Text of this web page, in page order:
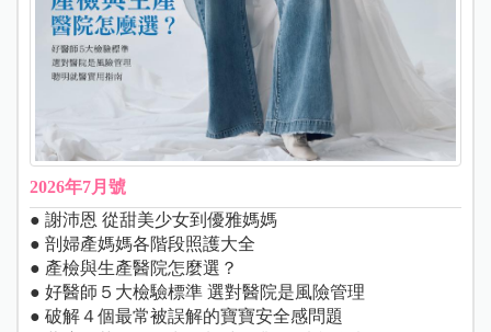
2026年7月號
● 謝沛恩 從甜美少女到優雅媽媽
● 剖婦產媽媽各階段照護大全
● 產檢與生產醫院怎麼選？
● 好醫師５大檢驗標準 選對醫院是風險管理
● 破解４個最常被誤解的寶寶安全感問題